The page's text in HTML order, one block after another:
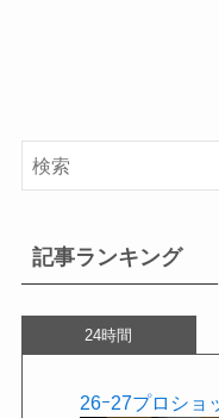
記事ランキング
24時間
26ｰ27プロショ